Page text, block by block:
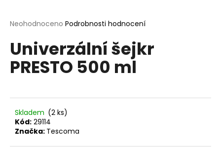
Průměrné
produktu
je
0,0
Neohodnoceno Podrobnosti hodnocení
Univerzální šejkr
PRESTO 500 ml
Skladem (2 ks)
Kód: 29114
Značka: Tescoma
j
t
?